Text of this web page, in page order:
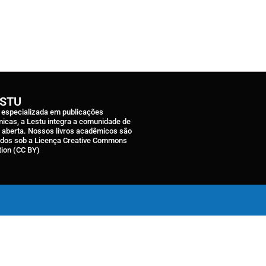
especializada em publicações
a Lestu integra a comunidade de
Nossos livros acadêmicos são
sob a Licença Creative Commons
(CC BY)